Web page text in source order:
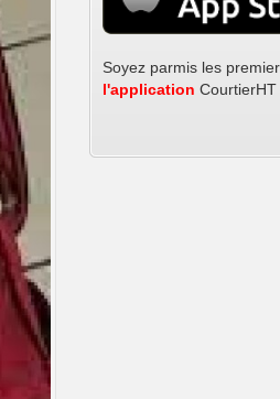
Soyez parmis les premiers à avoir
l'applicationCourtierHT